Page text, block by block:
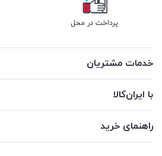
پرداخت در محل
خدمات مشتریان
با ایران‌کالا
راهنمای خرید